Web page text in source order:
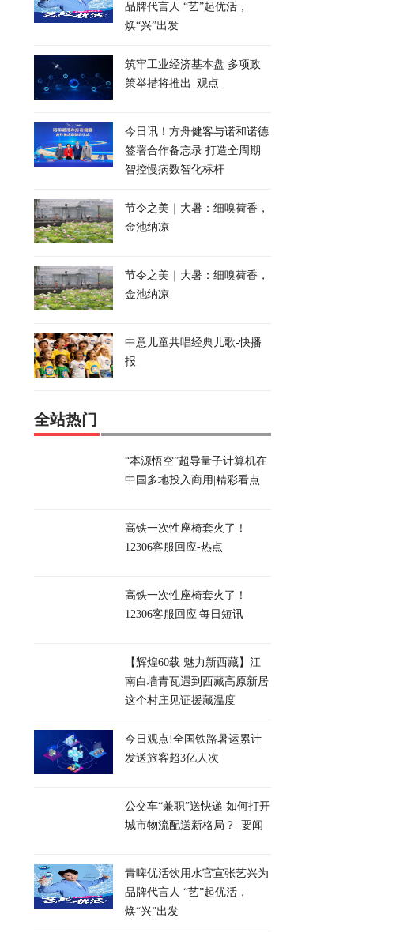
品牌代言人 “艺”起优活，
焕“兴”出发
筑牢工业经济基本盘 多项政
策举措将推出_观点
今日讯！方舟健客与诺和诺德
签署合作备忘录 打造全周期
智控慢病数智化标杆
节令之美｜大暑：细嗅荷香，
金池纳凉
节令之美｜大暑：细嗅荷香，
金池纳凉
中意儿童共唱经典儿歌-快播
报
全站热门
“本源悟空”超导量子计算机在
中国多地投入商用|精彩看点
高铁一次性座椅套火了！
12306客服回应-热点
高铁一次性座椅套火了！
12306客服回应|每日短讯
【辉煌60载 魅力新西藏】江
南白墙青瓦遇到西藏高原新居
这个村庄见证援藏温度
今日观点!全国铁路暑运累计
发送旅客超3亿人次
公交车“兼职”送快递 如何打开
城市物流配送新格局？_要闻
青啤优活饮用水官宣张艺兴为
品牌代言人 “艺”起优活，
焕“兴”出发